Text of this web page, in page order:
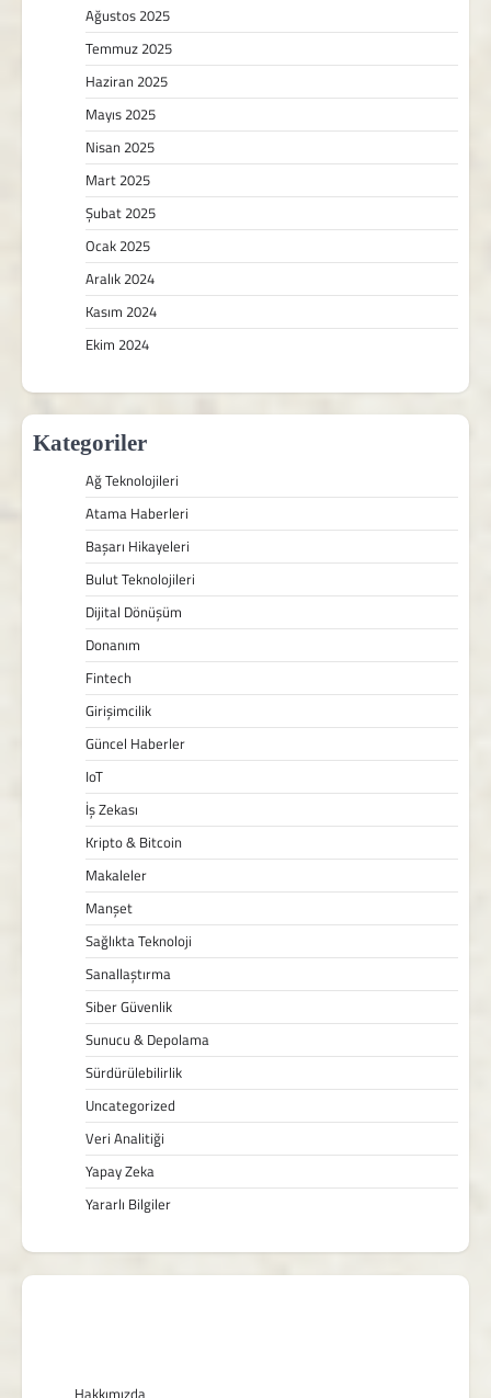
Ağustos 2025
Temmuz 2025
Haziran 2025
Mayıs 2025
Nisan 2025
Mart 2025
Şubat 2025
Ocak 2025
Aralık 2024
Kasım 2024
Ekim 2024
Kategoriler
Ağ Teknolojileri
Atama Haberleri
Başarı Hikayeleri
Bulut Teknolojileri
Dijital Dönüşüm
Donanım
Fintech
Girişimcilik
Güncel Haberler
IoT
İş Zekası
Kripto & Bitcoin
Makaleler
Manşet
Sağlıkta Teknoloji
Sanallaştırma
Siber Güvenlik
Sunucu & Depolama
Sürdürülebilirlik
Uncategorized
Veri Analitiği
Yapay Zeka
Yararlı Bilgiler